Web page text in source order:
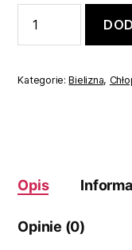
pak
chłopięce
Kategorie:Bielizna,
Opis
Opinie (0)